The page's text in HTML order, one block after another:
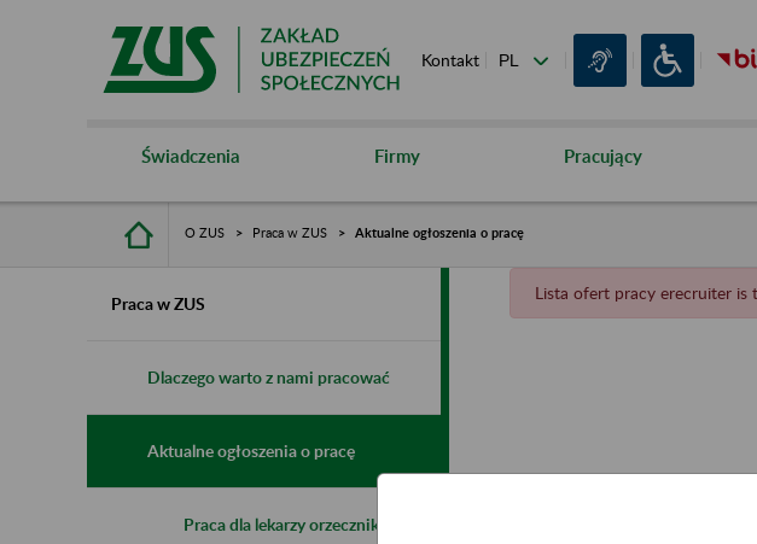
Kontakt
Świadczenia Firmy Pracujący
O ZUS Praca w ZUS Aktualne ogłoszenia o pracę
Praca w ZUS
Dlaczego warto z nami pracować
Aktualne ogłoszenia o pracę
Praca dla lekarzy orzeczników
Lista ofert pracy erecruiter is